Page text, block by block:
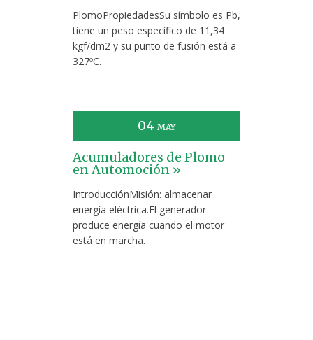
PlomoPropiedadesSu símbolo es Pb,
tiene un peso específico de 11,34
kgf/dm2 y su punto de fusión está a
327ºC.
04 MAY
Acumuladores de Plomo
en Automoción »
IntroducciónMisión: almacenar
energía eléctrica.El generador
produce energía cuando el motor
está en marcha.